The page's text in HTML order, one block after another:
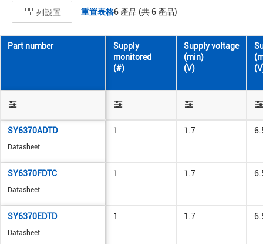
列設置 重置表格6 產品 (共 6 產品)
Part number
Supply
monitored
(#)
Supply voltage
(min)
(V)
SY6370ADTD
Datasheet
1 1.7
SY6370FDTC
Datasheet
1 1.7
SY6370EDTD
Datasheet
1 1.7